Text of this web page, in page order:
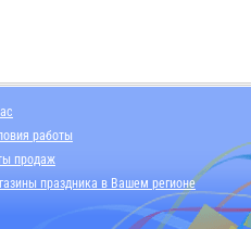
работы
продаж
праздника в Вашем регионе